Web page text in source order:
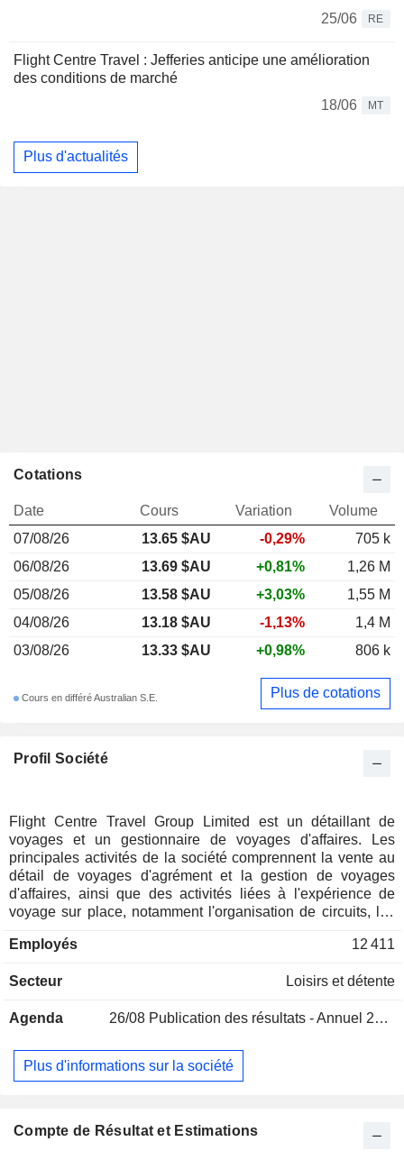
25/06
RE
Flight Centre Travel : Jefferies anticipe une amélioration
des conditions de marché
18/06
MT
Plus d'actualités
Profil Société
Flight Centre Travel Group Limited est un détaillant de
voyages et un gestionnaire de voyages d'affaires. Les
principales activités de la société comprennent la vente au
détail de voyages d'agrément et la gestion de voyages
d'affaires, ainsi que des activités liées à l'expérience de
voyage sur place, notamment l'organisation de circuits, les
gros. Elle fournit également des services d'agence
d'événements. Le segment « Loisirs » regroupe les marques
particuliers, les marques de voyages de luxe Travel
offres complémentaires. Le segment Entreprises comprend
la marque FCM, ainsi que des marques destinées aux
à Brisbane et d'autres services de soutien, notamment
Employés 12 411
Secteur Loisirs et détente
Agenda 26/08 Publication des résultats - Annuel 2026
Plus d'informations sur la société
Cotations
Date Cours Variation
Volume
07/08/26
13.65 $AU -0,29%
705 k
06/08/26
13.69 $AU +0,81%
1,26 M
05/08/26
13.58 $AU +3,03%
1,55 M
04/08/26
13.18 $AU -1,13%
1,4 M
03/08/26
13.33 $AU +0,98% 806 k
Cours en différé Australian S.E. Plus de cotations
Compte de Résultat et Estimations